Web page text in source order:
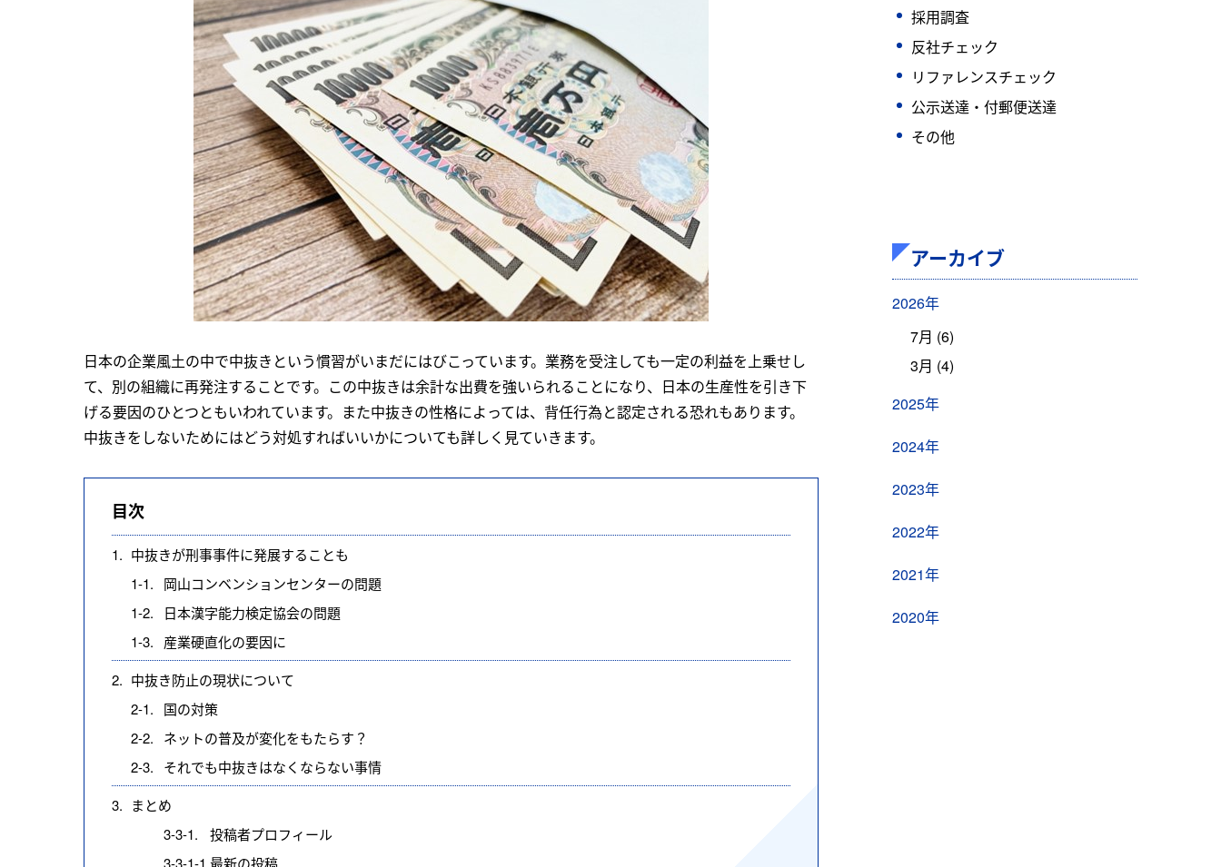
日本の企業風土の中で中抜きという慣習がいまだにはびこっています。業務を受注しても一定の利益を上乗せし
て、別の組織に再発注することです。この中抜きは余計な出費を強いられることになり、日本の生産性を引き下
げる要因のひとつともいわれています。また中抜きの性格によっては、背任行為と認定される恐れもあります。
中抜きをしないためにはどう対処すればいいかについても詳しく見ていきます。
目次
1. 中抜きが刑事事件に発展することも
1-1.
岡山コンベンションセンターの問題
1-2.
日本漢字能力検定協会の問題
1-3.
産業硬直化の要因に
2. 中抜き防止の現状について
2-1.
国の対策
2-2.
ネットの普及が変化をもたらす？
2-3.
それでも中抜きはなくならない事情
3. まとめ
3-3-1.
投稿者プロフィール
3-3-1-1.最新の投稿
採用調査
反社チェック
リファレンスチェック
公示送達・付郵便送達
その他
アーカイブ
2026年
7月 (6)
3月 (4)
2025年
2024年
2023年
2022年
2021年
2020年